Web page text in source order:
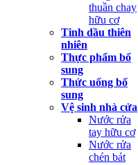
thuần chay
hữu cơ
Tinh dầu thiên
nhiên
Thực phẩm bổ
sung
Thức uống bổ
sung
Vệ sinh nhà cửa
Nước rửa
tay hữu cơ
Nước rửa
chén bát